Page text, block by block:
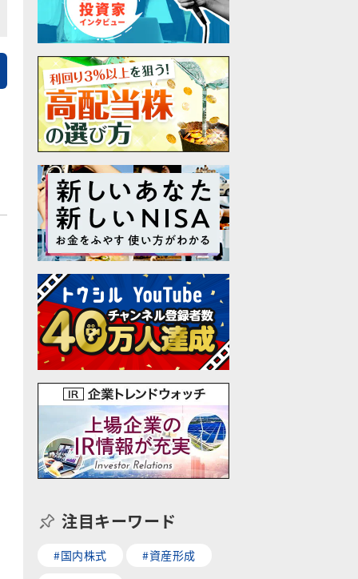
注目キーワード
#国内株式
#資産形成